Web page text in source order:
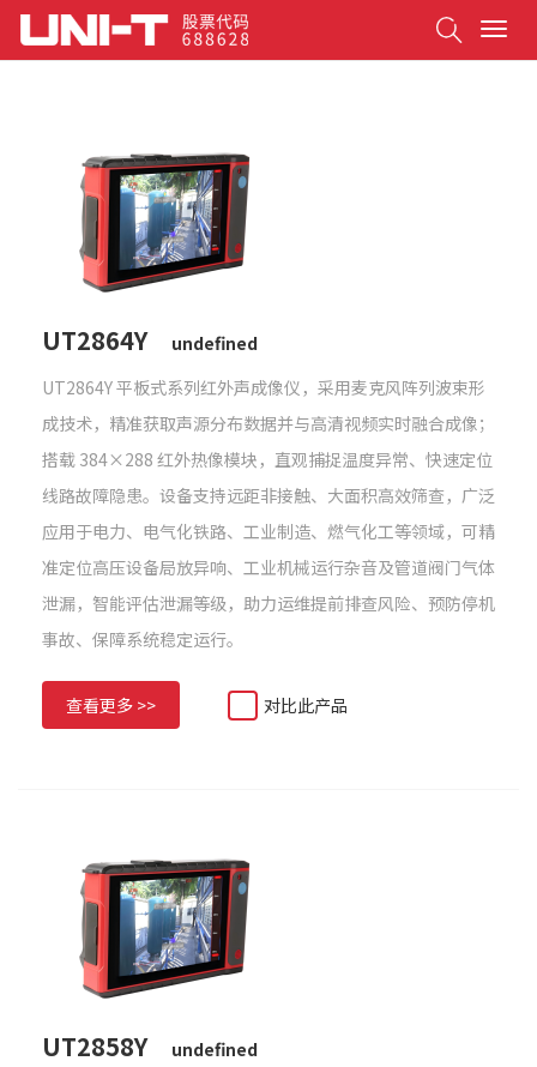
T
o
UT2864Y
undefined
UT2864Y 平板式系列红外声成像仪，采用麦克风阵列波束形
成技术，精准获取声源分布数据并与高清视频实时融合成像；
搭载 384×288 红外热像模块，直观捕捉温度异常、快速定位
线路故障隐患。设备支持远距非接触、大面积高效筛查，广泛
应用于电力、电气化铁路、工业制造、燃气化工等领域，可精
准定位高压设备局放异响、工业机械运行杂音及管道阀门气体
泄漏，智能评估泄漏等级，助力运维提前排查风险、预防停机
事故、保障系统稳定运行。
查看更多 >> 对比此产品
UT2858Y
undefined